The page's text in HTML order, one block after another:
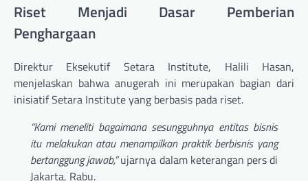
Riset Menjadi Dasar Pemberian
Penghargaan
Direktur Eksekutif Setara Institute, Halili Hasan,
menjelaskan bahwa anugerah ini merupakan bagian dari
inisiatif Setara Institute yang berbasis pada riset.
“Kami meneliti bagaimana sesungguhnya entitas bisnis
itu melakukan atau menampilkan praktik berbisnis yang
bertanggung jawab,”ujarnya dalam keterangan pers di
Jakarta, Rabu.